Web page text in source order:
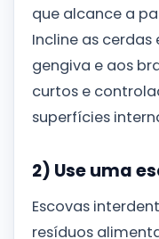
que alcance a
Incline as
gengiva e aos
curtos e
superfícies
2) Use uma
Escovas
resíduos